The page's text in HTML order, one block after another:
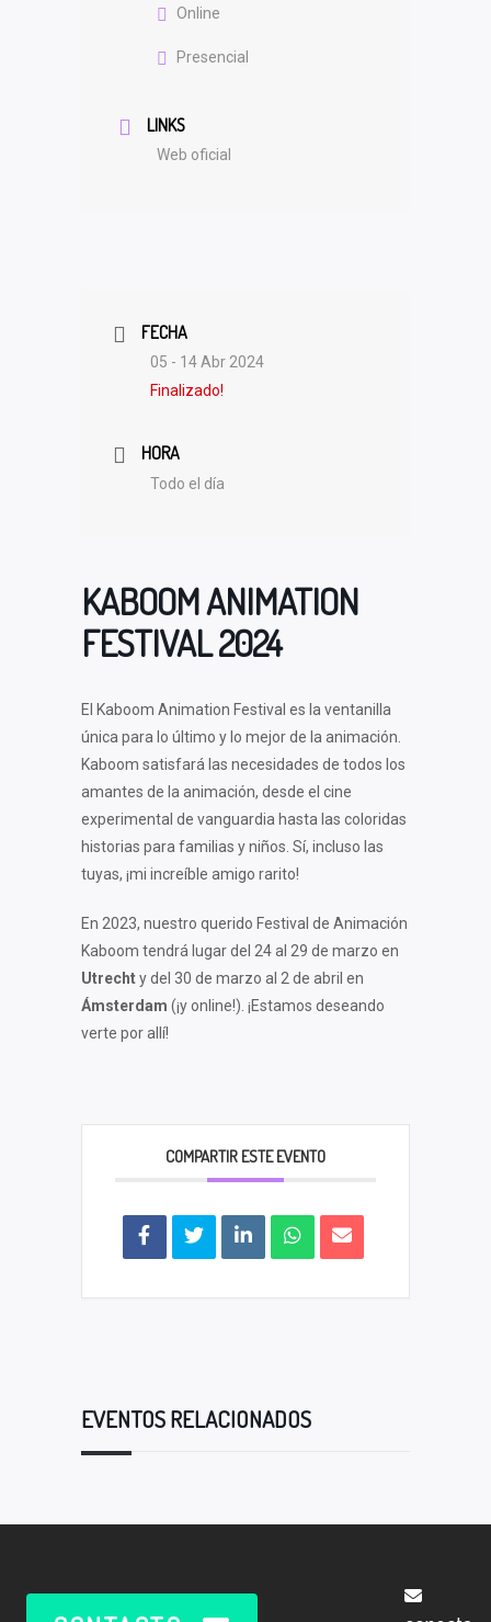
Online
Presencial
LINKS
Web oficial
FECHA
05 - 14 Abr 2024
Finalizado!
HORA
Todo el día
KABOOM ANIMATION
FESTIVAL 2024
El Kaboom Animation Festival es la ventanilla
única para lo último y lo mejor de la animación.
Kaboom satisfará las necesidades de todos los
amantes de la animación, desde el cine
experimental de vanguardia hasta las coloridas
historias para familias y niños. Sí, incluso las
tuyas, ¡mi increíble amigo rarito!
En 2023, nuestro querido Festival de Animación
Kaboom tendrá lugar del 24 al 29 de marzo en
Utrechty del 30 de marzo al 2 de abril en
Ámsterdam (¡y online!). ¡Estamos deseando
verte por allí!
COMPARTIR ESTE EVENTO
EVENTOS RELACIONADOS